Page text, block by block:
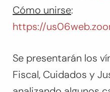
Cómo unirse:
https://
Se presentarán los
Fiscal, Cuidados y